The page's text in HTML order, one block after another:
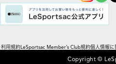
利用規約LeSportsac Member’s Club規約個人情報に
Copyright ©